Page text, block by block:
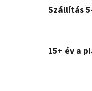
Szállítás
15+ év a